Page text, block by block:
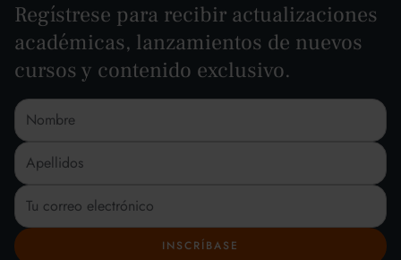
Regístrese para recibir actualizaciones
académicas, lanzamientos de nuevos
cursos y contenido exclusivo.